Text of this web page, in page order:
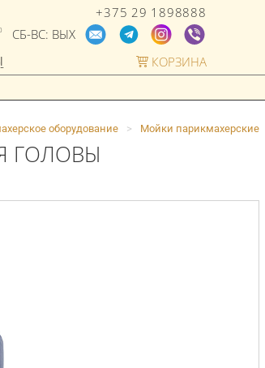
+375 29 1898888
СБ-ВС: ВЫХ
КОРЗИНА
оборудование > Мойки парикмахерские
ГОЛОВЫ